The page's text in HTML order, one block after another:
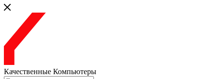
Качественные Компьютеры